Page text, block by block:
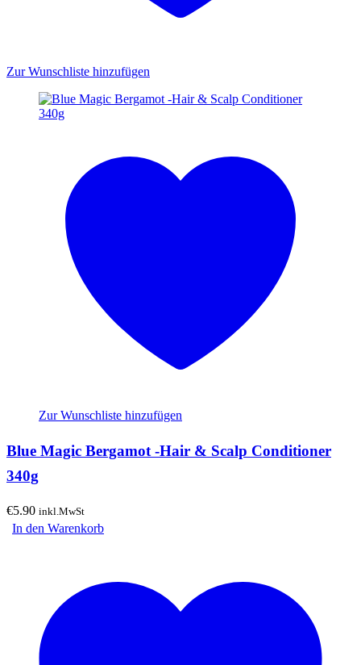
Zur Wunschliste hinzufügen
Zur Wunschliste hinzufügen
Blue Magic Bergamot -Hair & Scalp Conditioner
340g
€5.90 inkl.MwSt
In den Warenkorb